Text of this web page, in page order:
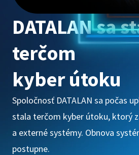
DATALAN sa
terčom
kyber útoku
Spoločnosť DATALAN sa počas
stala terčom kyber útoku, ktorý
a externé systémy. Obnova
postupne.